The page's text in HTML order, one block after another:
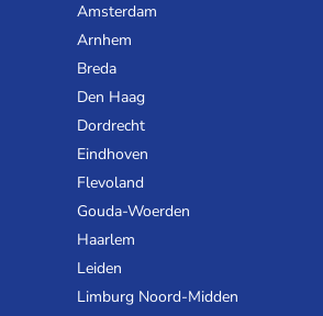
Amsterdam
Arnhem
Breda
Den Haag
Dordrecht
Eindhoven
Flevoland
Gouda-Woerden
Haarlem
Leiden
Limburg Noord-Midden